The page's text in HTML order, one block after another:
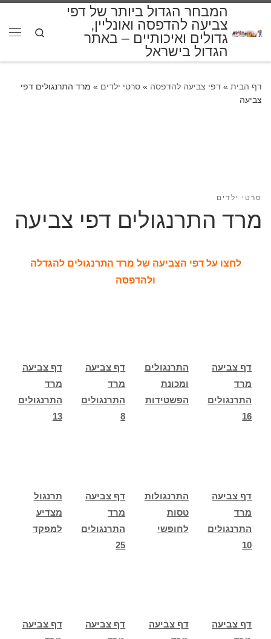
המבחר הגדול ביותר של דפי
צביעה להדפסה ואונליין,
גדולים ואיכותיים – באתר
הגדול בישראל
Search
דף הבית » דפי צביעה להדפסה » סרטי ילדים » מרד התרנגולים דפי
צביעה
סרטי ילדים
מרד התרנגולים דפי צביעה
לחצו על דפי הצביעה של מרד התרנגולים להגדלה
ולהדפסה
דף צביעה
מרד
התרנגולים
13
דף צביעה
מרד
התרנגולים
8
התרנגולים
ומכונת
הפשטידות
דף צביעה
מרד
התרנגולים
16
תרנגול
מצדיע
למפקד
דף צביעה
מרד
התרנגולים
25
התרנגולות
טסות
לחופשי
דף צביעה
מרד
התרנגולים
10
דף צביעה
דף צביעה
דף צביעה
דף צביעה